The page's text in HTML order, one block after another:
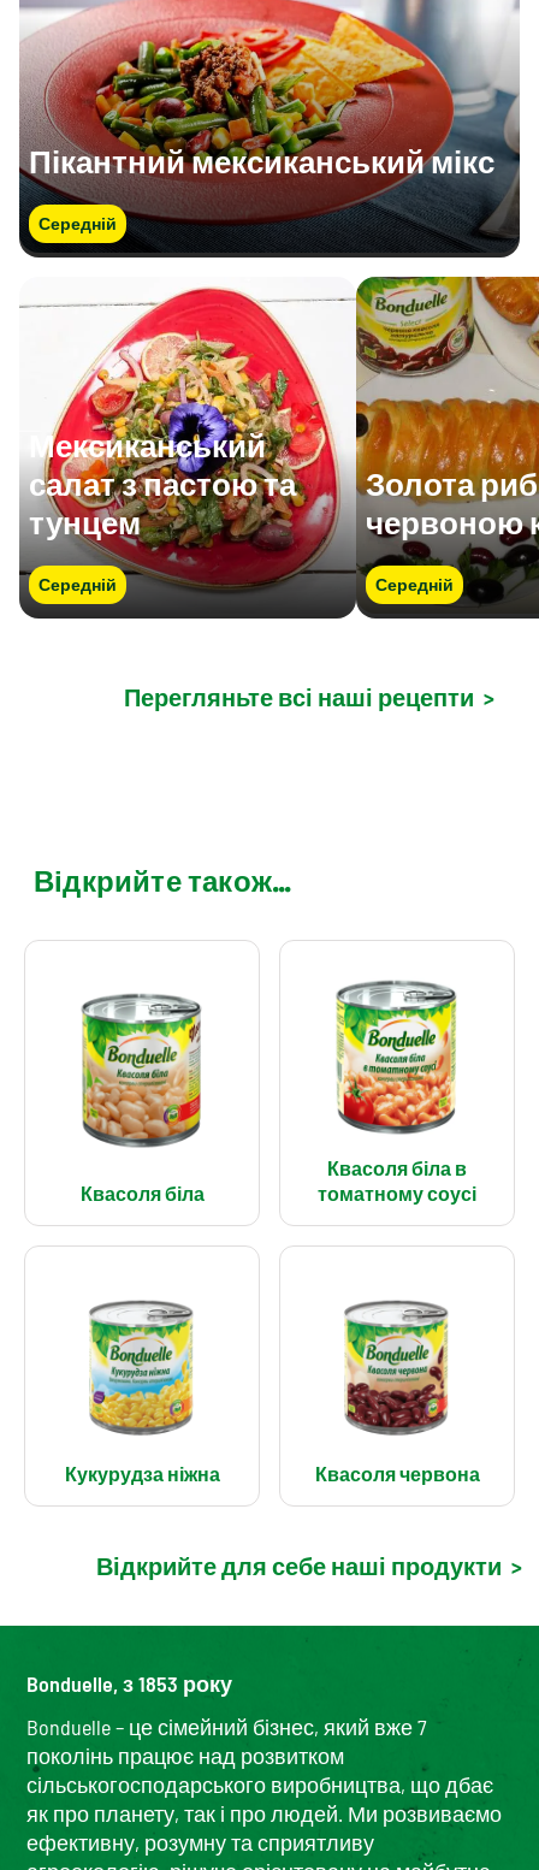
Пікантний мексиканський мікс
Середній
Мексиканський
салат з пастою та
тунцем
Середній
Золота
червоною
Середній
Перегляньте всі наші рецепти >
Відкрийте також...
Квасоля біла
Квасоля біла в
томатному соусі
Кукурудза ніжна Квасоля червона
Відкрийте для себе наші продукти >
Bonduelle, з 1853 року
Bonduelle – це сімейний бізнес, який вже 7
поколінь працює над розвитком
сільськогосподарського виробництва, що дбає
як про планету, так і про людей. Ми розвиваємо
ефективну, розумну та сприятливу